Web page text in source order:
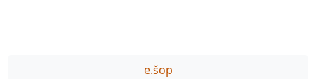
e.šop